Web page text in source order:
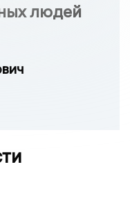
людей